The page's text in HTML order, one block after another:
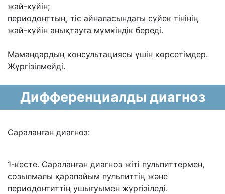
жай-күйін;
периодонттың, тіс айналасындағы сүйек тінінің
жай-күйін анықтауға мүмкіндік береді.
Мамандардың консультациясы үшін көрсетімдер.
Жүргізілмейді.
Дифференциалды диагноз
Сараланған диагноз:
1-кесте. Сараланған диагноз жіті пульпиттермен,
созылмалы қарапайым пульпиттің және
периодонтиттің ушығуымен жүргізіледі.